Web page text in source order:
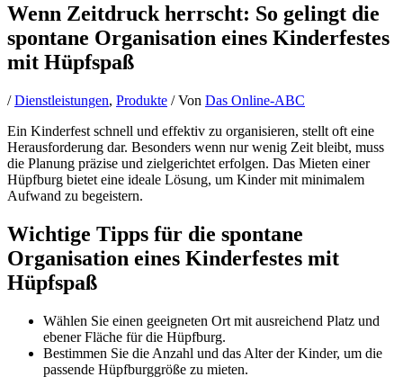
Wenn Zeitdruck herrscht: So gelingt die
spontane Organisation eines Kinderfestes
mit Hüpfspaß
/Dienstleistungen, Produkte / Von Das Online-ABC
Ein Kinderfest schnell und effektiv zu organisieren, stellt oft eine
Herausforderung dar. Besonders wenn nur wenig Zeit bleibt, muss
die Planung präzise und zielgerichtet erfolgen. Das Mieten einer
Hüpfburg bietet eine ideale Lösung, um Kinder mit minimalem
Aufwand zu begeistern.
Wichtige Tipps für die spontane
Organisation eines Kinderfestes mit
Hüpfspaß
Wählen Sie einen geeigneten Ort mit ausreichend Platz und
ebener Fläche für die Hüpfburg.
Bestimmen Sie die Anzahl und das Alter der Kinder, um die
passende Hüpfburggröße zu mieten.